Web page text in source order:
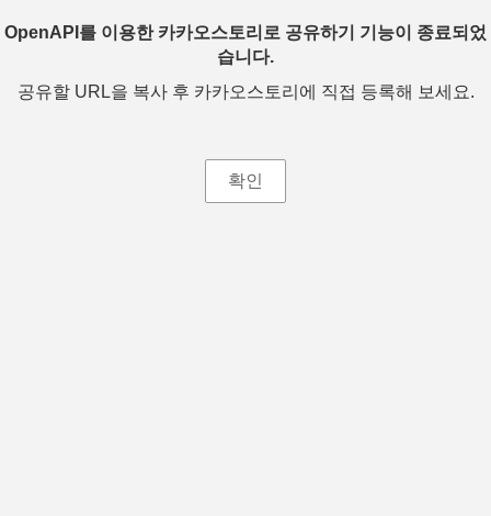
OpenAPI를 이용한 카카오스토리로 공유하기 기능이 종료되었
습니다.
공유할 URL을 복사 후 카카오스토리에 직접 등록해 보세요.
확인